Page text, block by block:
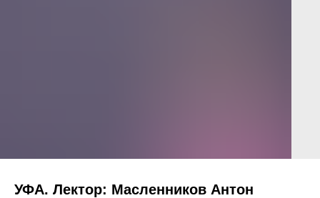
УФА. Лектор: Масленников Антон